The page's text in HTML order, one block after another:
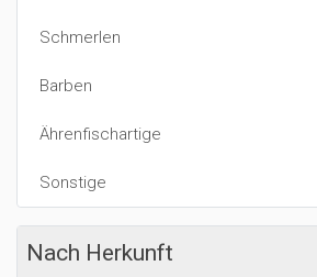
Schmerlen
Barben
Ährenfischartige
Sonstige
Nach Herkunft